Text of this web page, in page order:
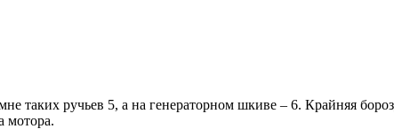
ручьев 5, а на генераторном шкиве – 6. Крайняя
мотора.